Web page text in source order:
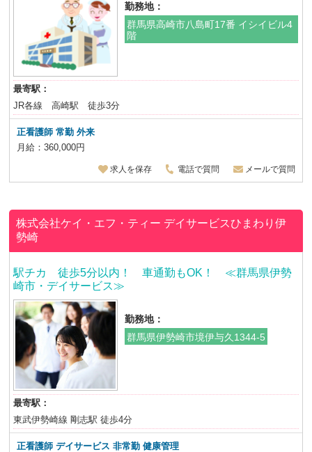
勤務地：
群馬県高崎市八島町17番 イシイビル4
階
最寄駅：
JR各線 高崎駅 徒歩3分
正看護師 常勤 外来
月給：360,000円
求人を保存 電話で質問 メールで質問
株式会社ケイ・エフ・ティー デイサービスひまわり伊
勢崎
駅チカ 徒歩5分以内！ 車通勤もOK！ ≪群馬県伊勢
崎市・デイサービス≫
勤務地：
群馬県伊勢崎市境伊与久1344-5
最寄駅：
東武伊勢崎線 剛志駅 徒歩4分
正看護師 デイサービス 非常勤 健康管理